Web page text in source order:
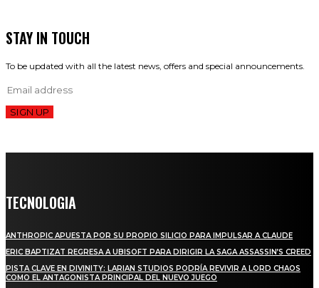
STAY IN TOUCH
To be updated with all the latest news, offers and special announcements.
SIGN UP
TECNOLOGIA
ANTHROPIC APUESTA POR SU PROPIO SILICIO PARA IMPULSAR A CLAUDE
ERIC BAPTIZAT REGRESA A UBISOFT PARA DIRIGIR LA SAGA ASSASSIN’S CREED
PISTA CLAVE EN DIVINITY: LARIAN STUDIOS PODRÍA REVIVIR A LORD CHAOS
COMO EL ANTAGONISTA PRINCIPAL DEL NUEVO JUEGO